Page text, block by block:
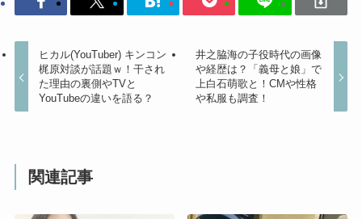
ヒカル(YouTuber) キンコン
梶原対談が話題ｗ！干され
た理由の裏側やTVと
YouTubeの違いを語る？
井之脇海の子役時代の画像
や経歴は？「義母と娘」で
上白石萌歌と！CMや性格
や私服も調査！
関連記事